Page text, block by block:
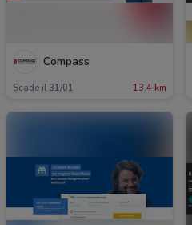
Compass
Scade il 31/01 13.4 km